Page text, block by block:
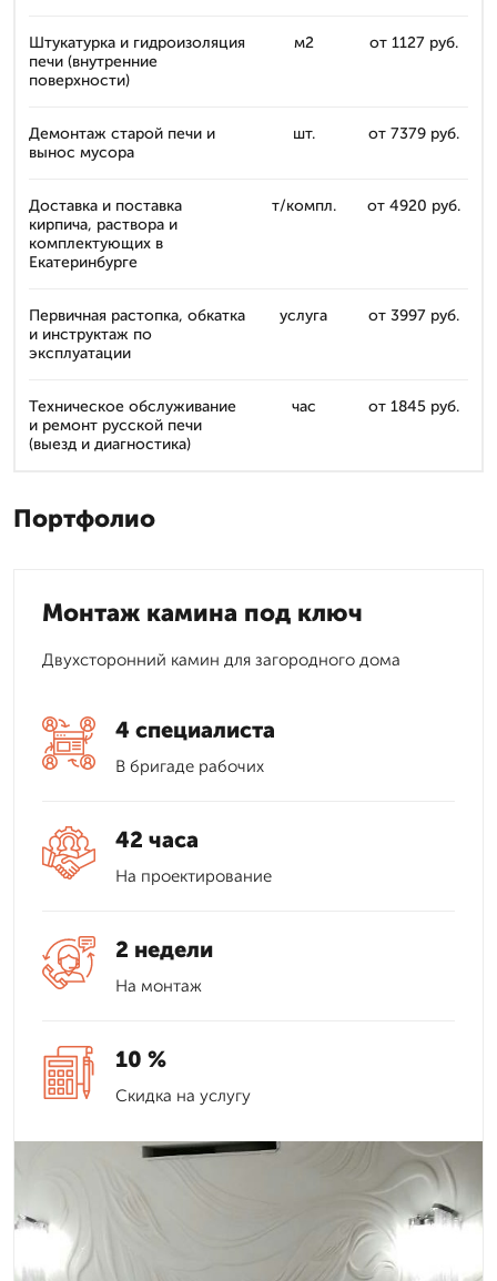
Штукатурка и гидроизоляция
печи (внутренние
поверхности)
м2 от 1127 руб.
Демонтаж старой печи и
вынос мусора
шт. от 7379 руб.
Доставка и поставка
кирпича, раствора и
комплектующих в
Екатеринбурге
т/компл. от 4920 руб.
Первичная растопка, обкатка
и инструктаж по
эксплуатации
услуга от 3997 руб.
Техническое обслуживание
и ремонт русской печи
(выезд и диагностика)
час от 1845 руб.
Портфолио
Монтаж камина под ключ
Двухсторонний камин для загородного дома
4 специалиста
В бригаде рабочих
42 часа
На проектирование
2 недели
На монтаж
10 %
Скидка на услугу